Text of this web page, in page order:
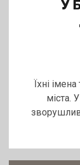
У
Їхні
міста.